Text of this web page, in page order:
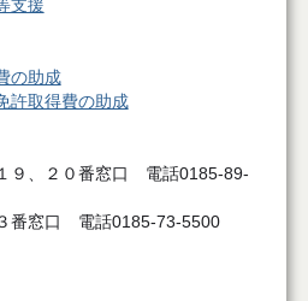
支援
の助成
許取得費の助成
９、２０番窓口 電話0185-89-
番窓口 電話0185-73-5500